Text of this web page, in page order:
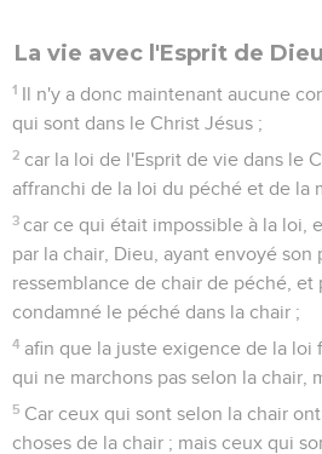
La vie avec l'Esprit de Dieu
1 Il n'y a donc maintenant aucune
qui sont dans le Christ Jésus ;
2 car la loi de l'Esprit de vie dans le
affranchi de la loi du péché et de la
3 car ce qui était impossible à la loi,
par la chair, Dieu, ayant envoyé son
ressemblance de chair de péché, et
condamné le péché dans la chair ;
4 afin que la juste exigence de la loi
qui ne marchons pas selon la chair,
5 Car ceux qui sont selon la chair
choses de la chair ; mais ceux qui